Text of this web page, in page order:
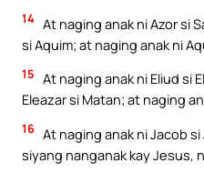
14 At naging anak ni Azor si
si Aquim; at naging anak ni
15 At naging anak ni Eliud si
Eleazar si Matan; at naging
16 At naging anak ni Jacob
siyang nanganak kay Jesus,